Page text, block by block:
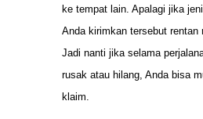
ke tempat lain. Apalagi jika
Anda kirimkan tersebut rentan
Jadi nanti jika selama
rusak atau hilang, Anda bisa
klaim.